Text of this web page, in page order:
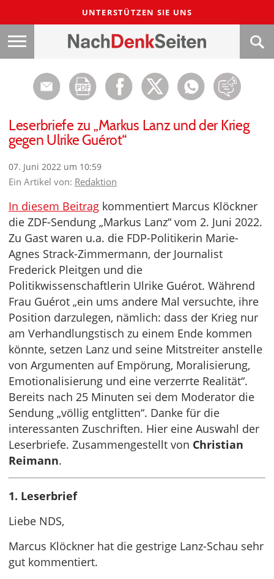
UNTERSTÜTZEN SIE UNS
Leserbriefe zu „Markus Lanz und der Krieg
gegen Ulrike Guérot“
07. Juni 2022 um 10:59
Ein Artikel von: Redaktion
In diesem Beitrag kommentiert Marcus Klöckner
die ZDF-Sendung „Markus Lanz“ vom 2. Juni 2022.
Zu Gast waren u.a. die FDP-Politikerin Marie-
Agnes Strack-Zimmermann, der Journalist
Frederick Pleitgen und die
Politikwissenschaftlerin Ulrike Guérot. Während
Frau Guérot „ein ums andere Mal versuchte, ihre
Position darzulegen, nämlich: dass der Krieg nur
am Verhandlungstisch zu einem Ende kommen
könnte, setzen Lanz und seine Mitstreiter anstelle
von Argumenten auf Empörung, Moralisierung,
Emotionalisierung und eine verzerrte Realität“.
Bereits nach 25 Minuten sei dem Moderator die
Sendung „völlig entglitten“. Danke für die
interessanten Zuschriften. Hier eine Auswahl der
Leserbriefe. Zusammengestellt von Christian
Reimann.
1. Leserbrief
Liebe NDS,
Marcus Klöckner hat die gestrige Lanz-Schau sehr
gut kommentiert.